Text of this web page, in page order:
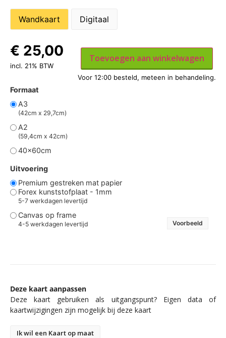
Wandkaart Digitaal
Formaat
A3
(42cm x 29,7cm)
A2
(59,4cm x 42cm)
40x60cm
Uitvoering
Premium gestreken mat papier
Forex kunststofplaat - 1mm
5-7 werkdagen levertijd
Canvas op frame
4-5 werkdagen levertijd Voorbeeld
€ 25,00
incl. 21% BTW
Toevoegen aan winkelwagen
Deze kaart aanpassen
Deze kaart gebruiken als uitgangspunt? Eigen data of
kaartwijzigingen zijn mogelijk bij deze kaart
Ik wil een Kaart op maat